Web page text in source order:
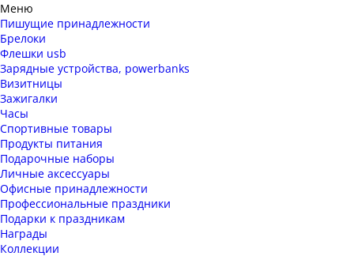
Меню
Пишущие принадлежности
Брелоки
Флешки usb
Зарядные устройства, powerbanks
Визитницы
Зажигалки
Часы
Спортивные товары
Продукты питания
Подарочные наборы
Личные аксессуары
Офисные принадлежности
Профессиональные праздники
Подарки к праздникам
Награды
Коллекции